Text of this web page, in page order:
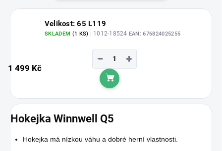
Velikost: 65 L119
SKLADEM (1 KS) | 1012-18524 EAN: 676824025255
1 499 Kč
+
−
Do košíku
Hokejka Winnwell Q5
Hokejka má nízkou váhu a dobré herní vlastnosti.